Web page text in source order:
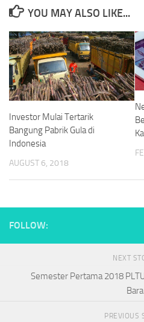
YOU MAY ALSO LIKE...
Investor Mulai Tertarik
Bangung Pabrik Gula di
Indonesia
AUGUST 6, 2018
FOLLOW:
NEXT
Semester Pertama 2018
Bara
PREVIOUS